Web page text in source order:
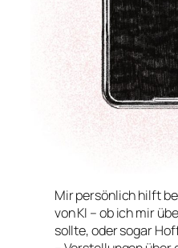
Mir persönlich hilft
von KI – ob ich mir
sollte, oder sogar